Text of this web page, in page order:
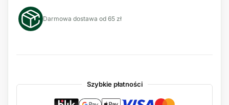
Darmowa dostawa od 65 zł
Szybkie płatności